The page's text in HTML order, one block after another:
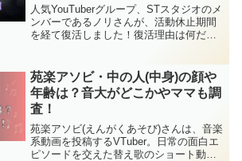
人気YouTuberグループ、STスタジオのメ
ンバーであるノリさんが、活動休止期間
を経て復活しました！復活理由は何だっ
は、ノリさんの復活理由や、ファンが気
になる結婚や彼...
苑楽アソビ・中の人(中身)の顔や
年齢は？音大がどこかやママも調
査！
苑楽アソビ(えんがくあそび)さんは、音楽
系動画を投稿するVTuber。日常の面白エ
ピソードを交えた替え歌のショート動画